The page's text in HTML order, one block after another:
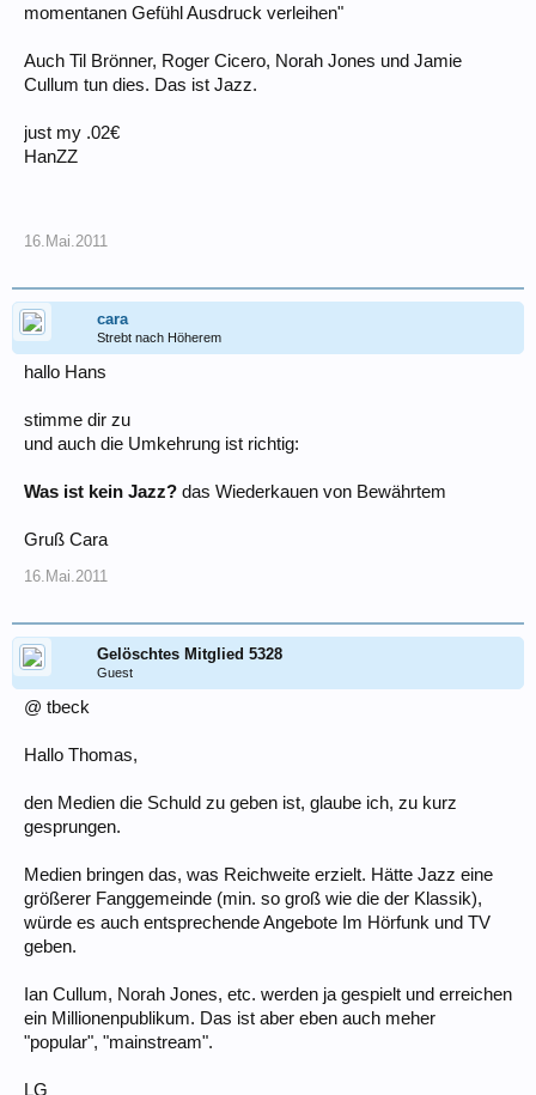
momentanen Gefühl Ausdruck verleihen"
Auch Til Brönner, Roger Cicero, Norah Jones und Jamie
Cullum tun dies. Das ist Jazz.
just my .02€
HanZZ
16.Mai.2011
cara
Strebt nach Höherem
hallo Hans
stimme dir zu
und auch die Umkehrung ist richtig:
Was ist kein Jazz? das Wiederkauen von Bewährtem
Gruß Cara
16.Mai.2011
Gelöschtes Mitglied 5328
Guest
@ tbeck
Hallo Thomas,
den Medien die Schuld zu geben ist, glaube ich, zu kurz
gesprungen.
Medien bringen das, was Reichweite erzielt. Hätte Jazz eine
größerer Fanggemeinde (min. so groß wie die der Klassik),
würde es auch entsprechende Angebote Im Hörfunk und TV
geben.
Ian Cullum, Norah Jones, etc. werden ja gespielt und erreichen
ein Millionenpublikum. Das ist aber eben auch meher
"popular", "mainstream".
LG